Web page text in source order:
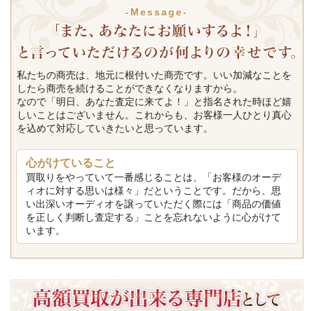
-Message-
私たちの商売は、地元に根付いた商売です。いい加減なことを
したら商売を続けることができなくなりますから。
なので「明日、あなた査定に来てよ！」と指名された時ほど嬉
しいことはございません。これからも、お客様一人ひとり真心
を込めて対応していきたいと思っています。
心がけていること
買取りをやっていて一番感じることは、「お客様のオーデ
ィオに対する思いは様々」だということです。だから、思
い出深いオーディオを譲っていただく際には「商品の価値
を正しく判断し査定する」ことを忘れないように心がけて
います。